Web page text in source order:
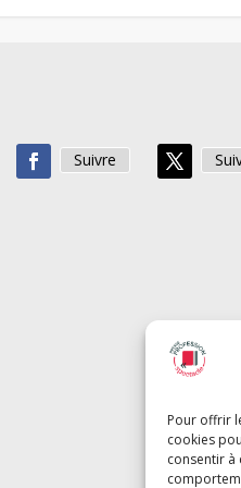
Pour offrir
cookies
consentir à
Suivre